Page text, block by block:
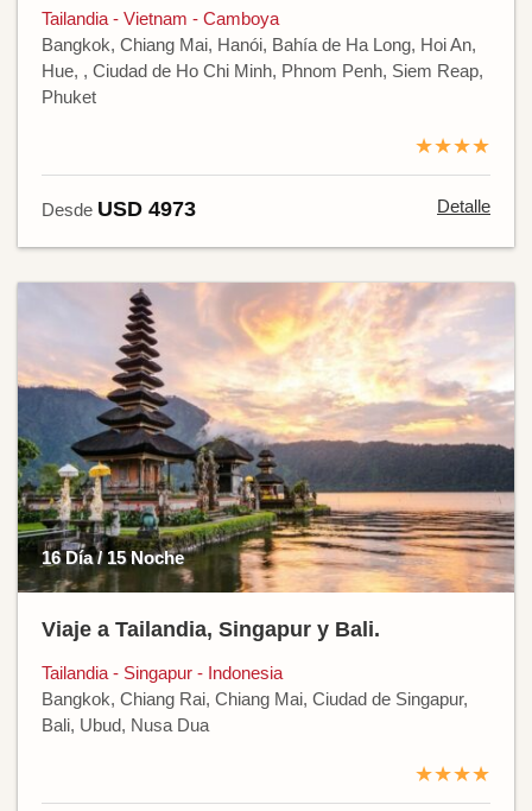
Tailandia - Vietnam - Camboya
Bangkok, Chiang Mai, Hanói, Bahía de Ha Long, Hoi An,
Hue, , Ciudad de Ho Chi Minh, Phnom Penh, Siem Reap,
Phuket
★★★★
Desde USD 4973 Detalle
16 Día / 15 Noche
Viaje a Tailandia, Singapur y Bali.
Tailandia - Singapur - Indonesia
Bangkok, Chiang Rai, Chiang Mai, Ciudad de Singapur,
Bali, Ubud, Nusa Dua
★★★★